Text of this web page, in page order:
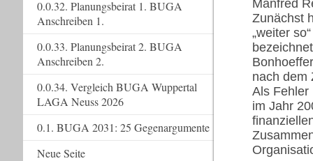
Manfred
Zunächst
„weiter
nach dem
Als Fehler
im Jahr
0.0.32. Planungsbeirat 1. BUGA
Anschreiben 1.
0.0.33. Planungsbeirat 2. BUGA
Anschreiben 2.
0.0.34. Vergleich BUGA Wuppertal
LAGA Neuss 2026
0.1. BUGA 2031: 25 Gegenargumente
Neue Seite